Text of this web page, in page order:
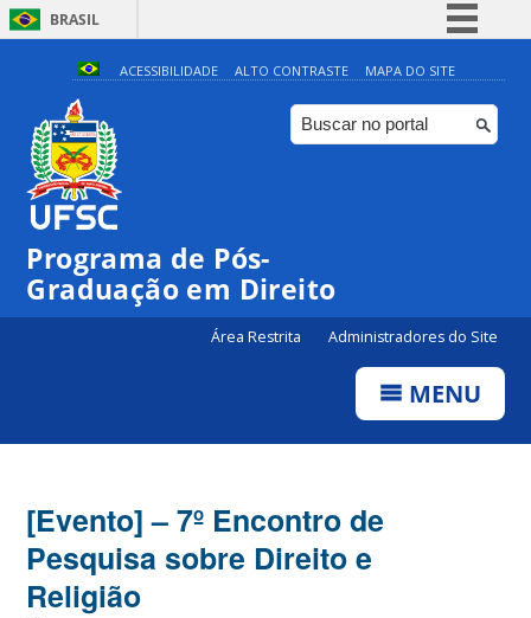
BRASIL
Simplifique!
Comunica BR
Participe
ACESSIBILIDADE ALTO CONTRASTE MAPA DO SITE
Programa de Pós-
Graduação em Direito
Área Restrita Administradores do Site
MENU
[Evento] – 7º Encontro de
Pesquisa sobre Direito e
Religião